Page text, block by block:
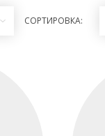
СОРТИРОВКА: